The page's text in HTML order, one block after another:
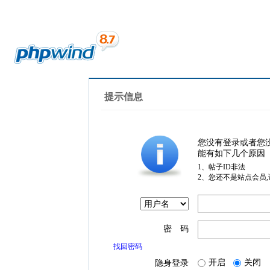
提示信息
您没有登录或者您
能有如下几个原因
1、帖子ID非法
2、您还不是站点会员
密 码
找回密码
隐身登录 开启 关闭